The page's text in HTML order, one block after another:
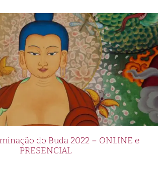
do Buda 2022 – ONLINE e
PRESENCIAL